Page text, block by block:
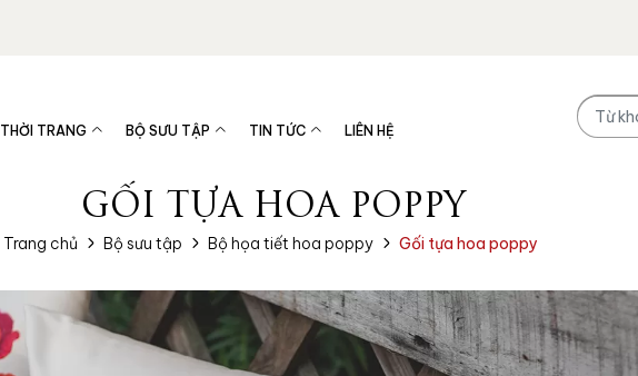
THỜI TRANG BỘ SƯU TẬP TIN TỨC LIÊN HỆ
GỐI TỰA HOA POPPY
Trang chủ Bộ sưu tập Bộ họa tiết hoa poppy Gối tựa hoa poppy